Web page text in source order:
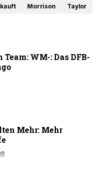
kauft Morrison Taylor
Team: WM-: Das DFB-
Mehr: Mehr